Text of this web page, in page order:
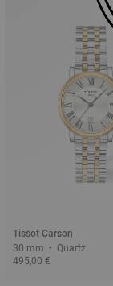
Tissot Carson
30 mm • Quartz
495,00 €